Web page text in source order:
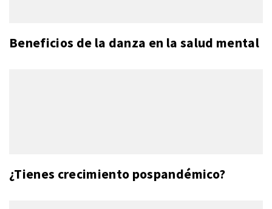
Beneficios de la danza en la salud mental
¿Tienes crecimiento pospandémico?